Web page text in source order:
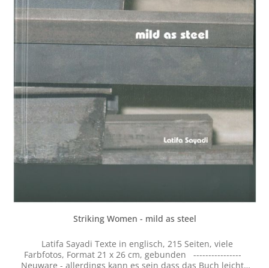
Striking Women - mild as steel
Latifa Sayadi Texte in englisch, 215 Seiten, viele
Farbfotos, Format 21 x 26 cm, gebunden ----------------
Neuware - allerdings kann es sein dass das Buch leichte